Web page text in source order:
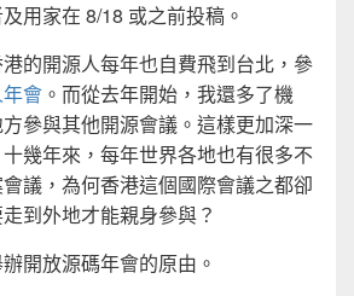
用家在 8/18 或之前投稿。
的開源人每年也自費飛到台北，參
會 。而從去年開始，我還多了機
參與其他開源會議。這樣更加深一
幾年來，每年世界各地也有很多不
議，為何香港這個國際會議之都卻
到外地才能親身參與？
開放源碼年會的原由。